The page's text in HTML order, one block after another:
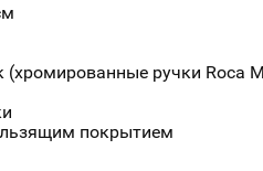
(хромированные ручки Roca
покрытием